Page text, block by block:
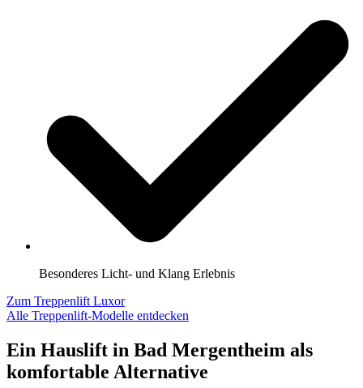
Besonderes Licht- und Klang Erlebnis
Zum Treppenlift Luxor
Alle Treppenlift-Modelle entdecken
Ein Hauslift in Bad Mergentheim als
komfortable Alternative